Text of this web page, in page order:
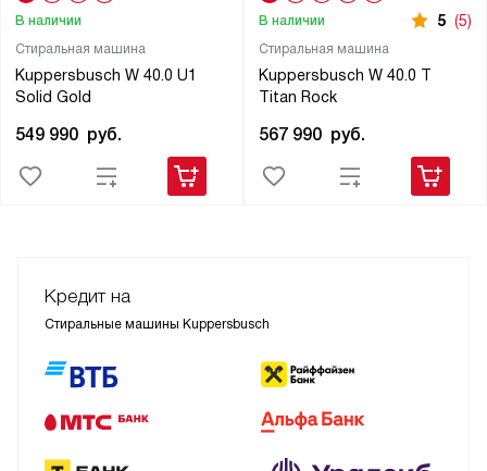
Стиральная машина
Kuppersbusch W 40.0 U1
Solid Gold
В наличии
549 990 руб.
Стиральная машина
Kuppersbusch W 40.0 T
Titan Rock
В наличии 5 (5)
567 990 руб.
Кредит на
Стиральные машины Kuppersbusch